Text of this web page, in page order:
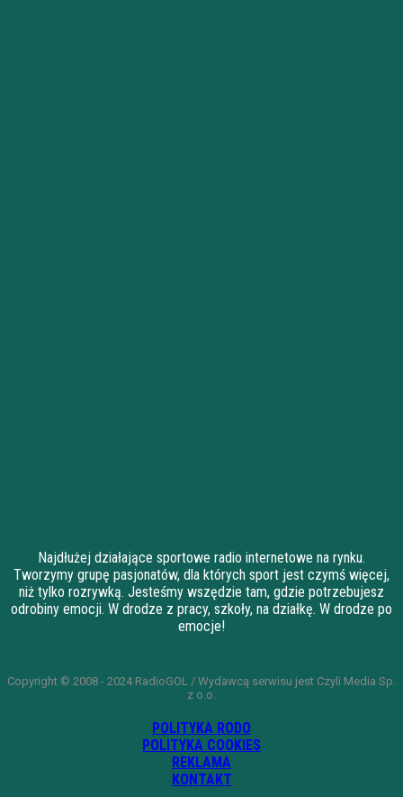
Najdłużej działające sportowe radio internetowe na rynku.
Tworzymy grupę pasjonatów, dla których sport jest czymś więcej,
niż tylko rozrywką. Jesteśmy wszędzie tam, gdzie potrzebujesz
odrobiny emocji. W drodze z pracy, szkoły, na działkę. W drodze po
emocje!
Copyright © 2008 - 2024 RadioGOL / Wydawcą serwisu jest Czyli Media Sp.
z o.o.
POLITYKA RODO
POLITYKA COOKIES
REKLAMA
KONTAKT